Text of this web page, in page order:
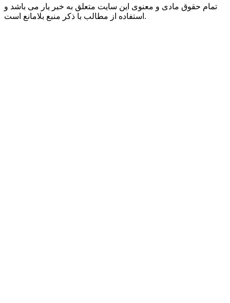
تمام حقوق مادی و معنوی این سایت متعلق به خبر یار می باشد و
استفاده از مطالب با ذکر منبع بلامانع است.